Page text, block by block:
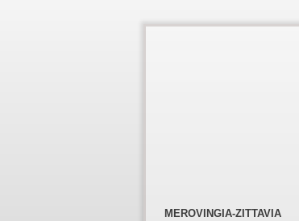
MEROVINGIA-ZITTAVIA